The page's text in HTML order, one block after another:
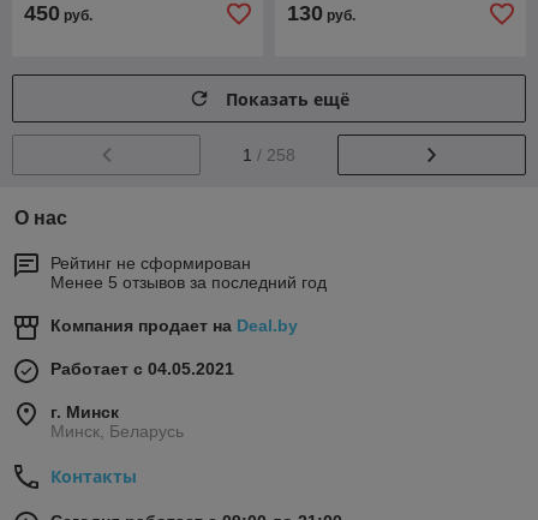
450 руб. 130 руб.
Показать ещё
1 / 258
О нас
Рейтинг не сформирован
Менее 5 отзывов за последний год
Компания продает на Deal.by
Работает с 04.05.2021
г. Минск
Минск, Беларусь
Контакты